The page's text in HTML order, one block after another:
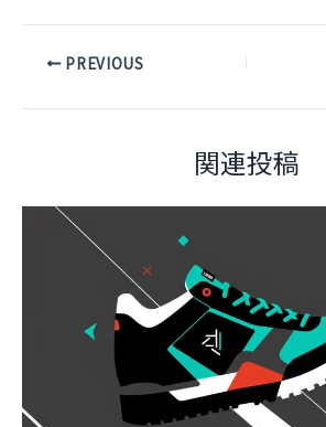
PostPREVIOUS
関連投稿